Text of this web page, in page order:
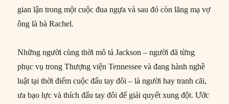
gian lận trong một cuộc đua ngựa và sau đó còn lăng mạ vợ
ông là bà Rachel.
Những người cùng thời mô tả Jackson – người đã từng
phục vụ trong Thượng viện Tennessee và đang hành nghề
luật tại thời điểm cuộc đấu tay đôi – là người hay tranh cãi,
ưa bạo lực và thích đấu tay đôi để giải quyết xung đột. Ước